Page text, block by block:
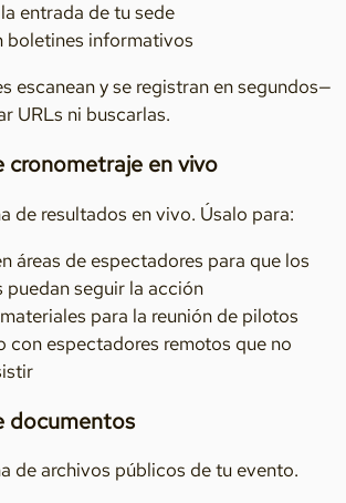
entrada de tu sede
boletines informativos
escanean y se registran en segundos—
URLs ni buscarlas.
cronometraje en vivo
de resultados en vivo. Úsalo para:
áreas de espectadores para que los
seguir la acción
para la reunión de pilotos
con espectadores remotos que no
documentos
de archivos públicos de tu evento.